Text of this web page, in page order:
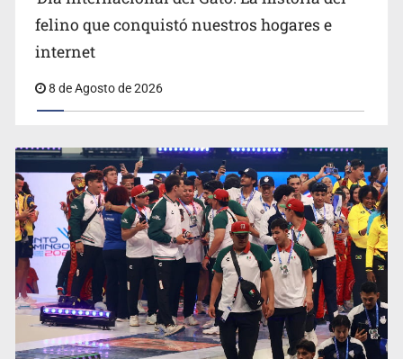
cada 10 huéspedes son mexicanos
felino que conquistó nuestros hogares e
internet
8 de Agosto de 2026